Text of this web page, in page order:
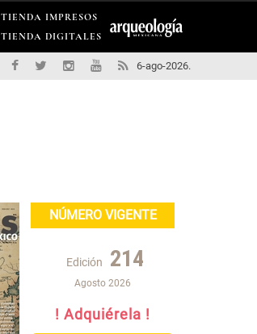
TIENDA IMPRESOS
TIENDA DIGITALES
6-ago-2026.
NÚMERO VIGENTE
Edición 214
Agosto 2026
! Adquiérela !